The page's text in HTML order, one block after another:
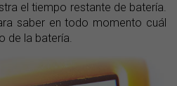
el tiempo restante de batería.
saber en todo momento cuál
de la batería.